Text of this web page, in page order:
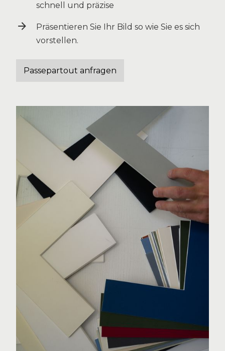
schnell und präzise
Präsentieren Sie Ihr Bild so wie Sie es sich
vorstellen.
Passepartout anfragen